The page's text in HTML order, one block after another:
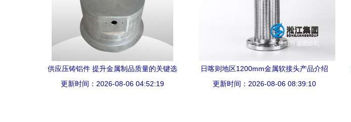
供应压铸铝件 提升金属制品质量的关键选
择
更新时间：2026-08-06 04:52:19
日喀则地区1200mm金属软接头产品介绍
更新时间：2026-08-06 08:39:10